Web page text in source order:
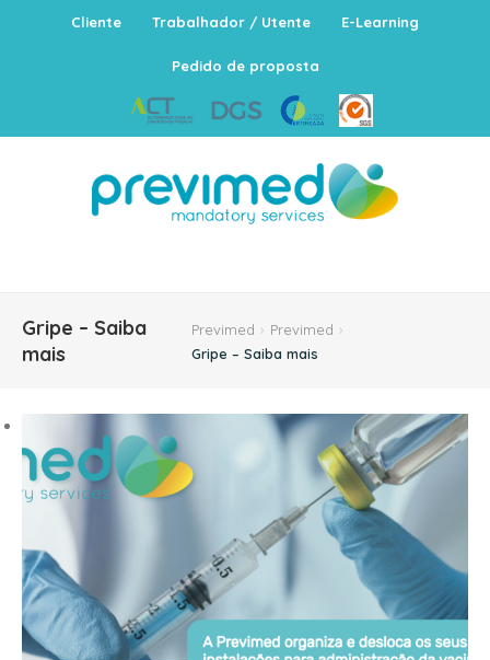
Cliente Trabalhador / Utente E-Learning
Pedido de proposta
Gripe – Saiba
mais
Previmed › Previmed ›
Gripe – Saiba mais